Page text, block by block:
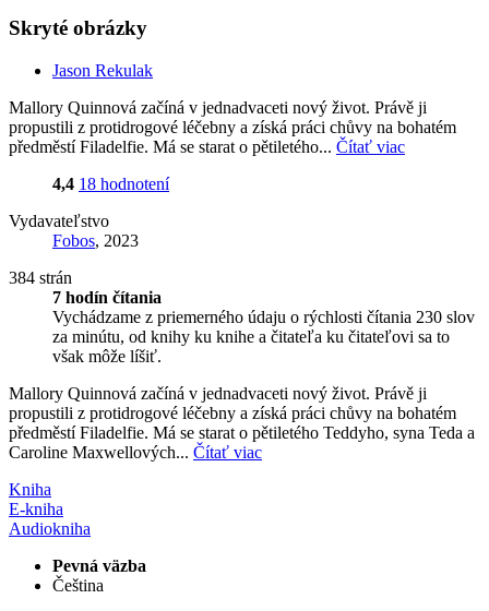
Skryté obrázky
Jason Rekulak
Mallory Quinnová začíná v jednadvaceti nový život. Právě ji
propustili z protidrogové léčebny a získá práci chůvy na bohatém
předměstí Filadelfie. Má se starat o pětiletého... Čítať viac
4,4 18 hodnotení
Vydavateľstvo
Fobos, 2023
384 strán
7 hodín čítania
Vychádzame z priemerného údaju o rýchlosti čítania 230 slov
za minútu, od knihy ku knihe a čitateľa ku čitateľovi sa to
však môže líšiť.
Mallory Quinnová začíná v jednadvaceti nový život. Právě ji
propustili z protidrogové léčebny a získá práci chůvy na bohatém
předměstí Filadelfie. Má se starat o pětiletého Teddyho, syna Teda a
Caroline Maxwellových... Čítať viac
Kniha
E-kniha
Audiokniha
Pevná väzba
Čeština